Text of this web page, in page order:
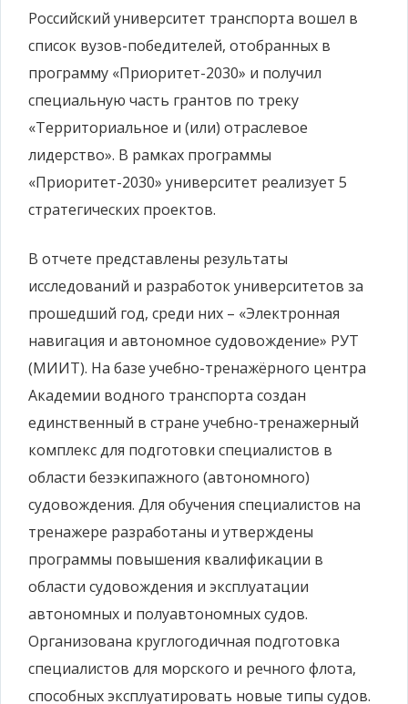
Российский университет транспорта вошел в
список вузов-победителей, отобранных в
программу «Приоритет-2030» и получил
специальную часть грантов по треку
«Территориальное и (или) отраслевое
лидерство». В рамках программы
«Приоритет-2030» университет реализует 5
стратегических проектов.
В отчете представлены результаты
исследований и разработок университетов за
прошедший год, среди них – «Электронная
навигация и автономное судовождение» РУТ
(МИИТ). На базе учебно-тренажёрного центра
Академии водного транспорта создан
единственный в стране учебно-тренажерный
комплекс для подготовки специалистов в
области безэкипажного (автономного)
судовождения. Для обучения специалистов на
тренажере разработаны и утверждены
программы повышения квалификации в
области судовождения и эксплуатации
автономных и полуавтономных судов.
Организована круглогодичная подготовка
специалистов для морского и речного флота,
способных эксплуатировать новые типы судов.